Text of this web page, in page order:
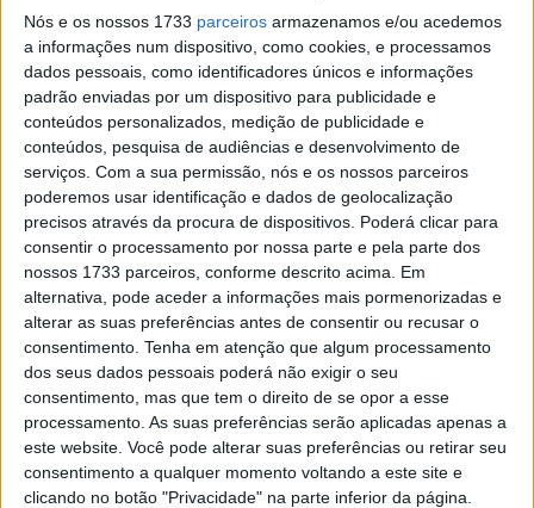
Nós e os nossos 1733 parceiros armazenamos e/ou acedemos
a informações num dispositivo, como cookies, e processamos
dados pessoais, como identificadores únicos e informações
padrão enviadas por um dispositivo para publicidade e
conteúdos personalizados, medição de publicidade e
conteúdos, pesquisa de audiências e desenvolvimento de
serviços. Com a sua permissão, nós e os nossos parceiros
poderemos usar identificação e dados de geolocalização
precisos através da procura de dispositivos. Poderá clicar para
consentir o processamento por nossa parte e pela parte dos
nossos 1733 parceiros, conforme descrito acima. Em
alternativa, pode aceder a informações mais pormenorizadas e
alterar as suas preferências antes de consentir ou recusar o
consentimento. Tenha em atenção que algum processamento
dos seus dados pessoais poderá não exigir o seu
consentimento, mas que tem o direito de se opor a esse
processamento. As suas preferências serão aplicadas apenas a
este website. Você pode alterar suas preferências ou retirar seu
consentimento a qualquer momento voltando a este site e
clicando no botão "Privacidade" na parte inferior da página.
olhar exclusivo: Nos Bastidores do Dakar , um vídeo que
revela os verdadeiros desafios enfrentados pelos pilotos
e pela equipa nesta odisseia de rali-raid.
De intermináveis ​​seções de ligação a tempestades de
areia cobrindo tudo, esta filmagem nunca antes vista
leva-o para dentro de Dakar como nunca antes. As
exigências físicas e mentais, as longas horas no
acampamento, as estratégias de navegação e os
momentos mais intensos da competição ganham vida
numa narrativa crua e sem filtros.
Os fãs sentirão a tensão de cada etapa, a camaradagem
entre pilotos e mecânicos e os desafios implacáveis ​​
enfrentados a cada quilômetro. Ricky Brabec, Tosha
Schareina, Pablo Quintanilla, Adrien Van Beveren e Skyler
Howes abrem as portas para as suas lutas diárias numa